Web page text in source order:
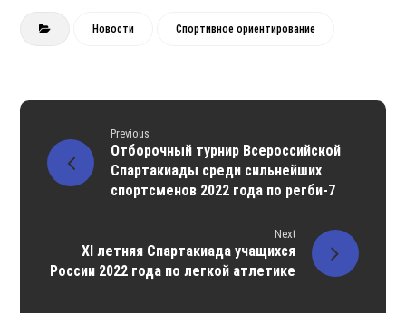
Новости Спортивное ориентирование
Previous
Отборочный турнир Всероссийской
Спартакиады среди сильнейших
спортсменов 2022 года по регби-7
Next
XI летняя Спартакиада учащихся
России 2022 года по легкой атлетике